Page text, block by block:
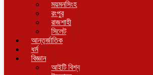
ময়মনসিংহ
রংপুর
রাজশাহী
সিলেট
আন্তর্জাতিক
ধর্ম
বিজ্ঞান
আইটি বিশ্ব